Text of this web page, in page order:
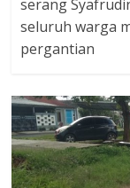
serang
seluruh warga
pergantian